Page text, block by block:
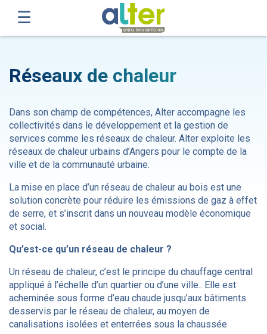
Réseaux de chaleur
Dans son champ de compétences, Alter accompagne les
collectivités dans le développement et la gestion de
services comme les réseaux de chaleur. Alter exploite les
réseaux de chaleur urbains d’Angers pour le compte de la
ville et de la communauté urbaine.
La mise en place d’un réseau de chaleur au bois est une
solution concrète pour réduire les émissions de gaz à effet
de serre, et s’inscrit dans un nouveau modèle économique
et social.
Qu’est-ce qu’un réseau de chaleur ?
Un réseau de chaleur, c’est le principe du chauffage central
appliqué à l’échelle d’un quartier ou d’une ville.. Elle est
acheminée sous forme d’eau chaude jusqu’aux bâtiments
desservis par le réseau de chaleur, au moyen de
canalisations isolées et enterrées sous la chaussée